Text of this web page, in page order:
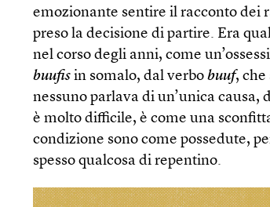
emozionante sentire il racconto dei
preso la decisione di partire. Era
nel corso degli anni, come
buufisin somalo, dal verbo buuf, che
nessuno parlava di un’unica causa,
è molto difficile, è come una
condizione sono come possedute,
spesso qualcosa di repentino.